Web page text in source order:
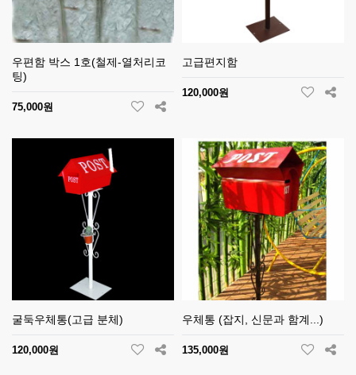
우편함 박스 1호(철제-열처리코
팅)
75,000원
고급편지함
120,000원
굴둑우체통(고급 분체)
120,000원
우체통 (잡지, 신문과 함계...)
135,000원